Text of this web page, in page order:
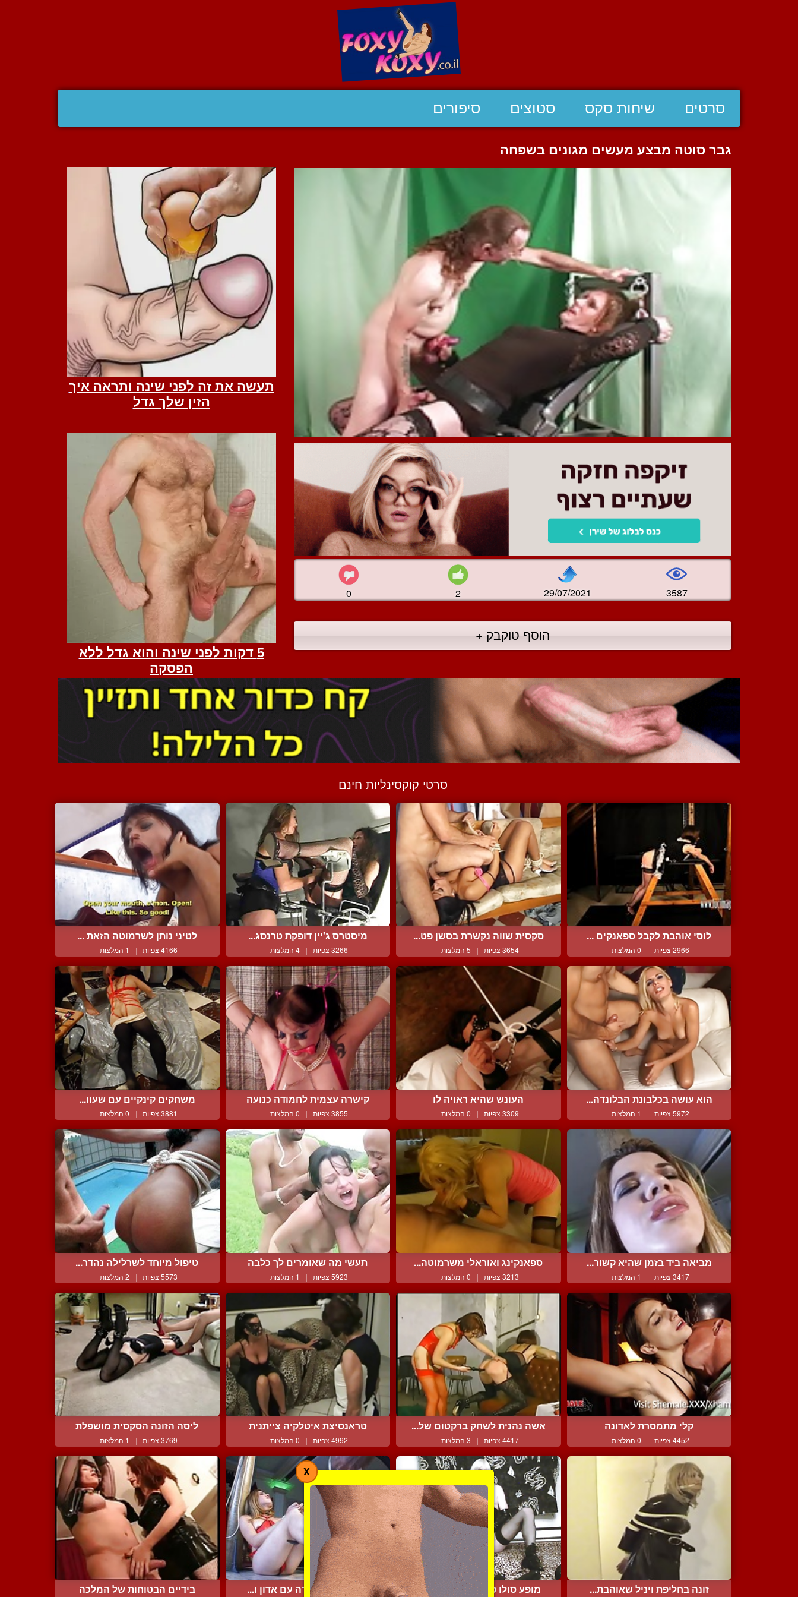
סרטים שיחות סקס סטוצים סיפורים
גבר סוטה מבצע מעשים מגונים בשפחה
0 2 29/07/2021 3587
הוסף טוקבק +
סרטי קוקסינליות חינם
לוסי אוהבת לקבל ספאנקים ...
2966 צפיות | 0 המלצות
סקסית שווה נקשרת בסשן פט...
3654 צפיות | 5 המלצות
מיסטרס ג'יין דופקת טרנסג...
3266 צפיות | 4 המלצות
לטיני נותן לשרמוטה הזאת ...
4166 צפיות | 1 המלצות
הוא עושה בכלבונת הבלונדה...
5972 צפיות | 1 המלצות
העונש שהיא ראויה לו
3309 צפיות | 0 המלצות
קישרה עצמית לחמודה כנועה
3855 צפיות | 0 המלצות
משחקים קינקיים עם שעוו...
3881 צפיות | 0 המלצות
מביאה ביד בזמן שהיא קשור...
3417 צפיות | 1 המלצות
ספאנקינג ואוראלי משרמוטה...
3213 צפיות | 0 המלצות
תעשי מה שאומרים לך כלבה
5923 צפיות | 1 המלצות
טיפול מיוחד לשרלילה נהדר...
5573 צפיות | 2 המלצות
קלי מתמסרת לאדונה
4452 צפיות | 0 המלצות
אשה נהנית לשחק ברקטום של...
4417 צפיות | 3 המלצות
טראנסיצת איטלקיה צייתנית
4992 צפיות | 0 המלצות
ליסה הזונה הסקסית מושפלת
3769 צפיות | 1 המלצות
זונה בחליפת ויניל שאוהבת... מופע סולו סאדו במצלמת אי... שפחת מין קשורה עם אדון ו... בידיים הבטוחות של המלכה
X